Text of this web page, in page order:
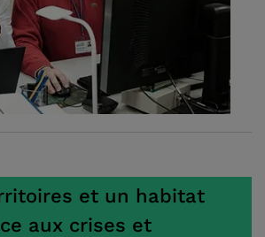
et un habitat
aux crises et